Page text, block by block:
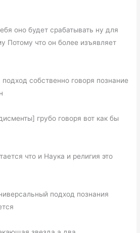
оно будет срабатывать ну для
Потому что он более изъявляет
подход собственно говоря познание
грубо говоря вот как бы
что и Наука и религия это
подход познания